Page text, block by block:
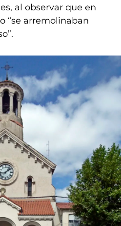
al observar que en
“se arremolinaban